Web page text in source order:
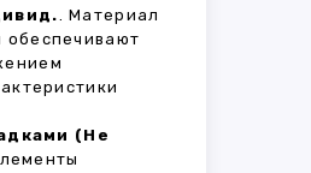
. Материал
обеспечивают
(Не